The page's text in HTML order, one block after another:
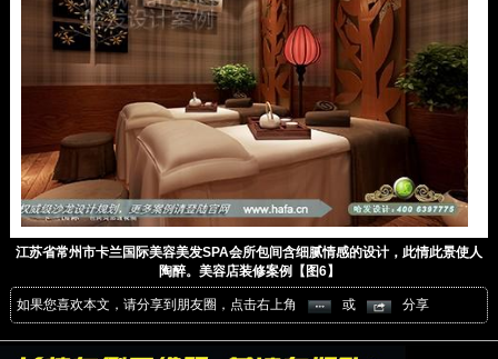
江苏省常州市卡兰国际美容美发SPA会所包间含细腻情感的设计，此情此景使人
陶醉。美容店装修案例【图6】
如果您喜欢本文，请分享到朋友圈，点击右上角 或 分享